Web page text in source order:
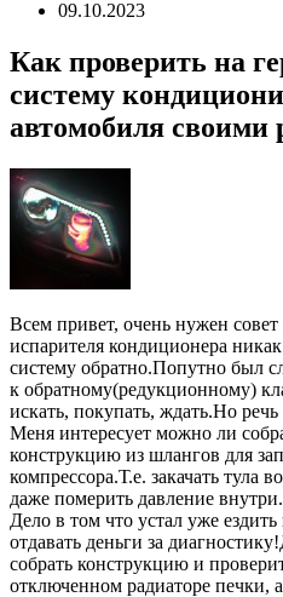
09.10.2023
Как проверить на
систему
автомобиля своими
Всем привет, очень нужен совет
испарителя кондиционера
систему обратно.Попутно был
к обратному(редукционному)
искать, покупать, ждать.Но
Меня интересует можно ли
конструкцию из шлангов для
компрессора.Т.е. закачать тула
даже померить давление внутри.
Дело в том что устал уже
отдавать деньги за
собрать конструкцию и
отключенном радиаторе печки,